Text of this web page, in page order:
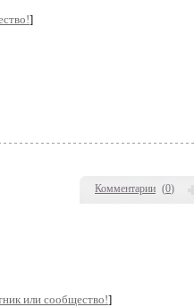
Комментарии (0)
]
или сообщество!]